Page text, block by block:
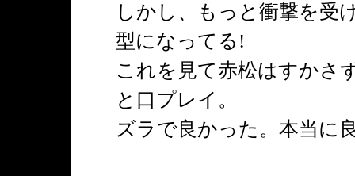
しかし、もっと衝撃を受
型になってる!
これを見て赤松はすかさ
と口プレイ。
ズラで良かった。本当に